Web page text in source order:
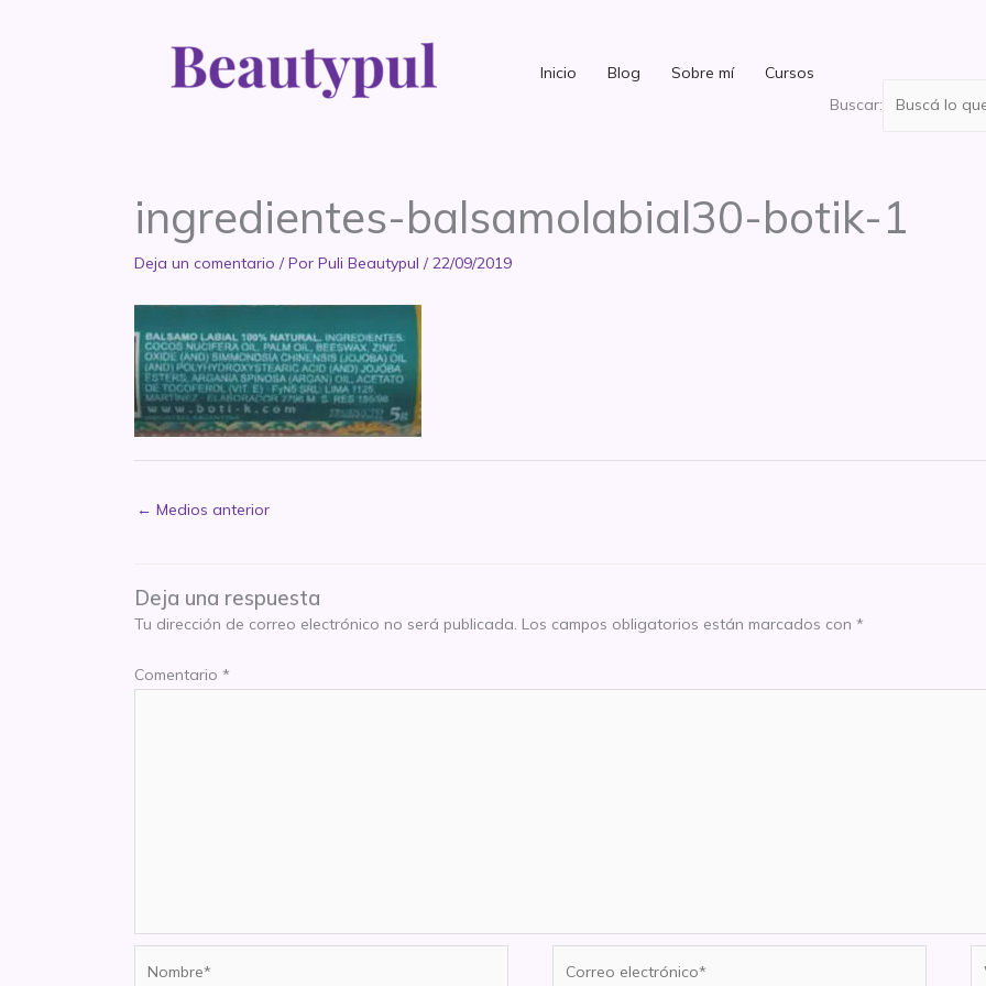
Inicio Blog Sobre mí
Cursos
Buscar:
ingredientes-balsamolabial30-botik-1
Deja un comentario / Por Puli Beautypul /22/09/2019
← Medios anterior
Deja una respuesta
Tu dirección de correo electrónico no será publicada. Los campos obligatorios están marcados con *
Comentario *